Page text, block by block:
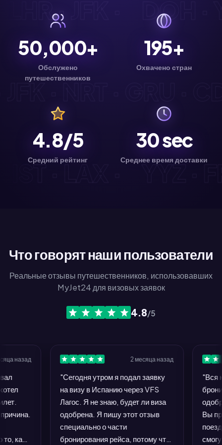
LHR · JFK · DOH
· NRT · GRU ·
· IST · LAX · YYZ
50,000+
Обслужено
путешественников
195+
Охвачено стран
4.8/5
Средний рейтинг
30sec
Среднее время доставки
Что говорят наши пользователи
Реальные отзывы путешественников, использовавших
MyJet24 для визовых заявок
4.8/5
2 месяца назад
"Сегодня утром я подал заявку
на визу в Испанию через VFS
Лагос. Я не знаю, будет ли виза
одобрена. Я пишу этот отзыв
специально о части
бронирования рейса, потому что
"Вся
Вы
поездку,
смогу